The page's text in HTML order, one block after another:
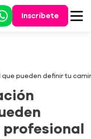
Inscríbete
pueden definir tu